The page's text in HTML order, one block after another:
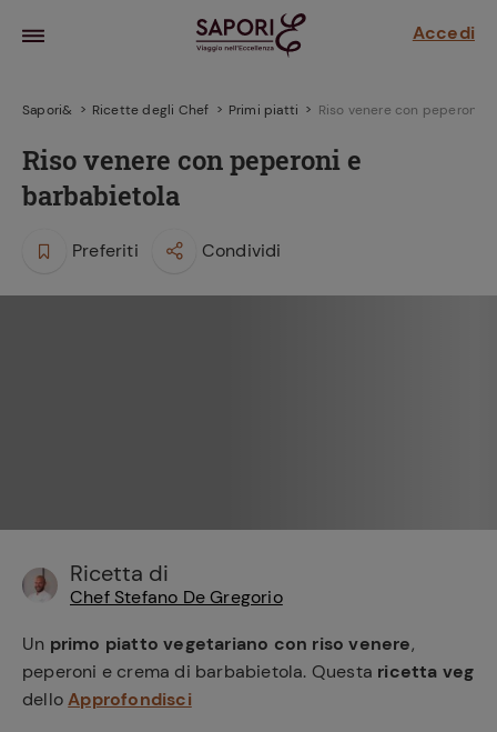
Accedi
Sapori& Ricette degli Chef Primi piatti Riso venere con peperoni
Riso venere con peperoni e
barbabietola
Preferiti Condividi
Ricetta di
Chef Stefano De Gregorio
Un primo piatto vegetariano con riso venere,
peperoni e crema di barbabietola. Questa ricetta veg
delloApprofondisci